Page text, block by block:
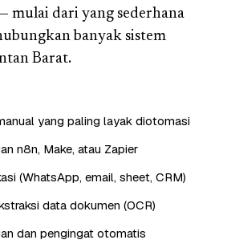
mulai dari yang sederhana
banyak sistem
Barat.
yang paling layak diotomasi
n8n, Make, atau Zapier
(WhatsApp, email, sheet, CRM)
data dokumen (OCR)
dan pengingat otomatis